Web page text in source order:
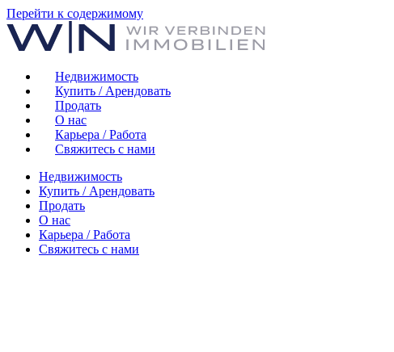
Перейти к содержимому
Недвижимость
Купить / Арендовать
Продать
О нас
Карьера / Работа
Свяжитесь с нами
Недвижимость
Купить / Арендовать
Продать
О нас
Карьера / Работа
Свяжитесь с нами